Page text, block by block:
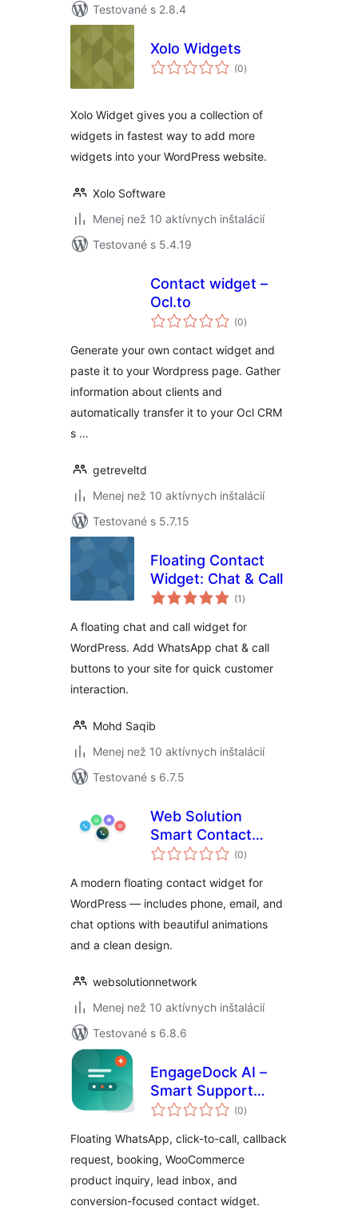
Testované s 2.8.4
Xolo Widgets
(0celkové
hodnotenie
)
Xolo Widget gives you a collection of
widgets in fastest way to add more
widgets into your WordPress website.
Xolo Software
Menej než 10 aktívnych inštalácií
Testované s 5.4.19
Contact widget –
Ocl.to
(0celkové
hodnotenie
)
Generate your own contact widget and
paste it to your Wordpress page. Gather
information about clients and
automatically transfer it to your Ocl CRM
s …
getreveltd
Menej než 10 aktívnych inštalácií
Testované s 5.7.15
Floating Contact
Widget: Chat & Call
(1 celkové
hodnotenie
)
A floating chat and call widget for
WordPress. Add WhatsApp chat & call
buttons to your site for quick customer
interaction.
Mohd Saqib
Menej než 10 aktívnych inštalácií
Testované s 6.7.5
Web Solution
Smart Contact
Button
(0celkové
hodnotenie
)
A modern floating contact widget for
WordPress — includes phone, email, and
chat options with beautiful animations
and a clean design.
websolutionnetwork
Menej než 10 aktívnych inštalácií
Testované s 6.8.6
EngageDock AI –
Smart Support
Assistant
(0celkové
hodnotenie
)
Floating WhatsApp, click-to-call, callback
request, booking, WooCommerce
product inquiry, lead inbox, and
conversion-focused contact widget.